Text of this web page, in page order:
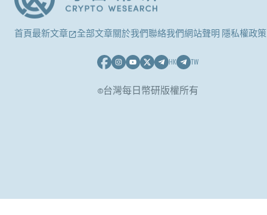
首頁最新文章 全部文章關於我們聯絡我們網站聲明 隱私權政策
HK TW
©台灣每日幣研版權所有